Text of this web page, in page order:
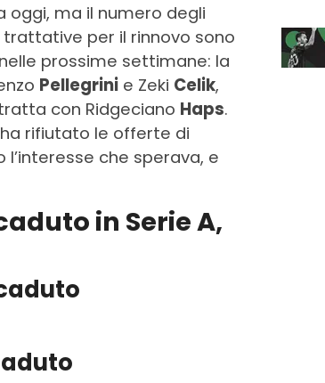
ma il numero degli
per il rinnovo sono
prossime settimane: la
Pellegrini e Zeki Celik,
con Ridgeciano Haps.
rifiutato le offerte di
che sperava, e
in Serie A,